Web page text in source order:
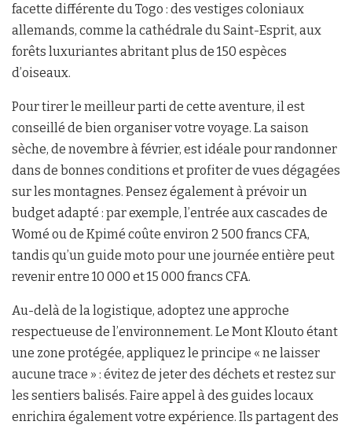
facette différente du Togo : des vestiges coloniaux
allemands, comme la cathédrale du Saint-Esprit, aux
forêts luxuriantes abritant plus de 150 espèces
d’oiseaux.
Pour tirer le meilleur parti de cette aventure, il est
conseillé de bien organiser votre voyage. La saison
sèche, de novembre à février, est idéale pour randonner
dans de bonnes conditions et profiter de vues dégagées
sur les montagnes. Pensez également à prévoir un
budget adapté : par exemple, l’entrée aux cascades de
Womé ou de Kpimé coûte environ 2 500 francs CFA,
tandis qu’un guide moto pour une journée entière peut
revenir entre 10 000 et 15 000 francs CFA.
Au-delà de la logistique, adoptez une approche
respectueuse de l’environnement. Le Mont Klouto étant
une zone protégée, appliquez le principe « ne laisser
aucune trace » : évitez de jeter des déchets et restez sur
les sentiers balisés. Faire appel à des guides locaux
enrichira également votre expérience. Ils partagent des